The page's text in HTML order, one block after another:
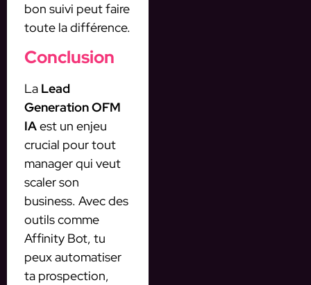
bon suivi peut faire
toute la différence.
Conclusion
La Lead
Generation OFM
IAest un enjeu
crucial pour tout
manager qui veut
scaler son
business. Avec des
outils comme
Affinity Bot, tu
peux automatiser
ta prospection,